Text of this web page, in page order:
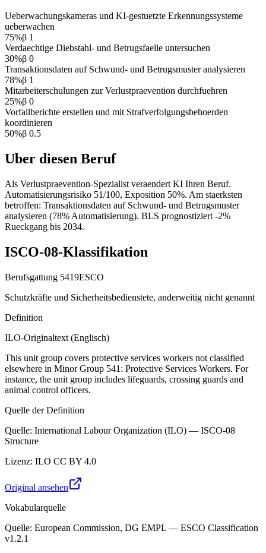
Ueberwachungskameras und KI-gestuetzte Erkennungssysteme
ueberwachen
75%β 1
Verdaechtige Diebstahl- und Betrugsfaelle untersuchen
30%β 0
Transaktionsdaten auf Schwund- und Betrugsmuster analysieren
78%β 1
Mitarbeiterschulungen zur Verlustpraevention durchfuehren
25%β 0
Vorfallberichte erstellen und mit Strafverfolgungsbehoerden
koordinieren
50%β 0.5
Uber diesen Beruf
Als Verlustpraevention-Spezialist veraendert KI Ihren Beruf.
Automatisierungsrisiko 51/100, Exposition 50%. Am staerksten
betroffen: Transaktionsdaten auf Schwund- und Betrugsmuster
analysieren (78% Automatisierung). BLS prognostiziert -2%
Rueckgang bis 2034.
ISCO-08-Klassifikation
Berufsgattung 5419ESCO
Schutzkräfte und Sicherheitsbedienstete, anderweitig nicht genannt
Definition
ILO-Originaltext (Englisch)
This unit group covers protective services workers not classified
elsewhere in Minor Group 541: Protective Services Workers. For
instance, the unit group includes lifeguards, crossing guards and
animal control officers.
Quelle der Definition
Quelle: International Labour Organization (ILO) — ISCO-08
Structure
Lizenz: ILO CC BY 4.0
Original ansehen
Vokabularquelle
Quelle: European Commission, DG EMPL — ESCO Classification
v1.2.1